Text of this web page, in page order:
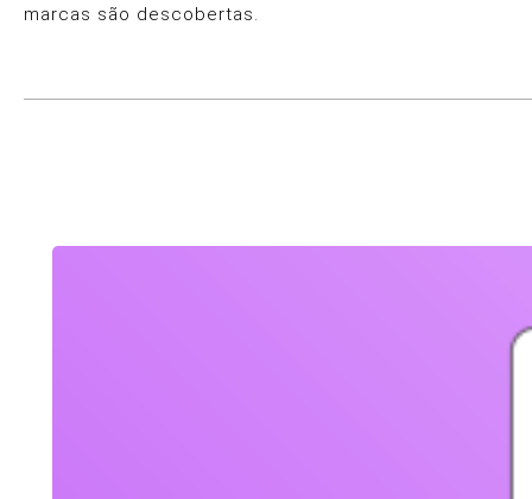
marcas são descobertas.